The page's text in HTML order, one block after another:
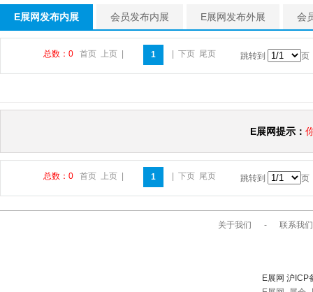
E展网发布内展 会员发布内展 E展网发布外展 会
总数：0 首页 上页 1 下页 尾页 跳转到 页
E展网提示：
总数：0 首页 上页 1 下页 尾页 跳转到 页
关于我们 - 联系我们
E展网 沪